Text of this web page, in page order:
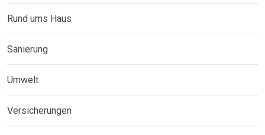
Rund ums Haus
Sanierung
Umwelt
Versicherungen